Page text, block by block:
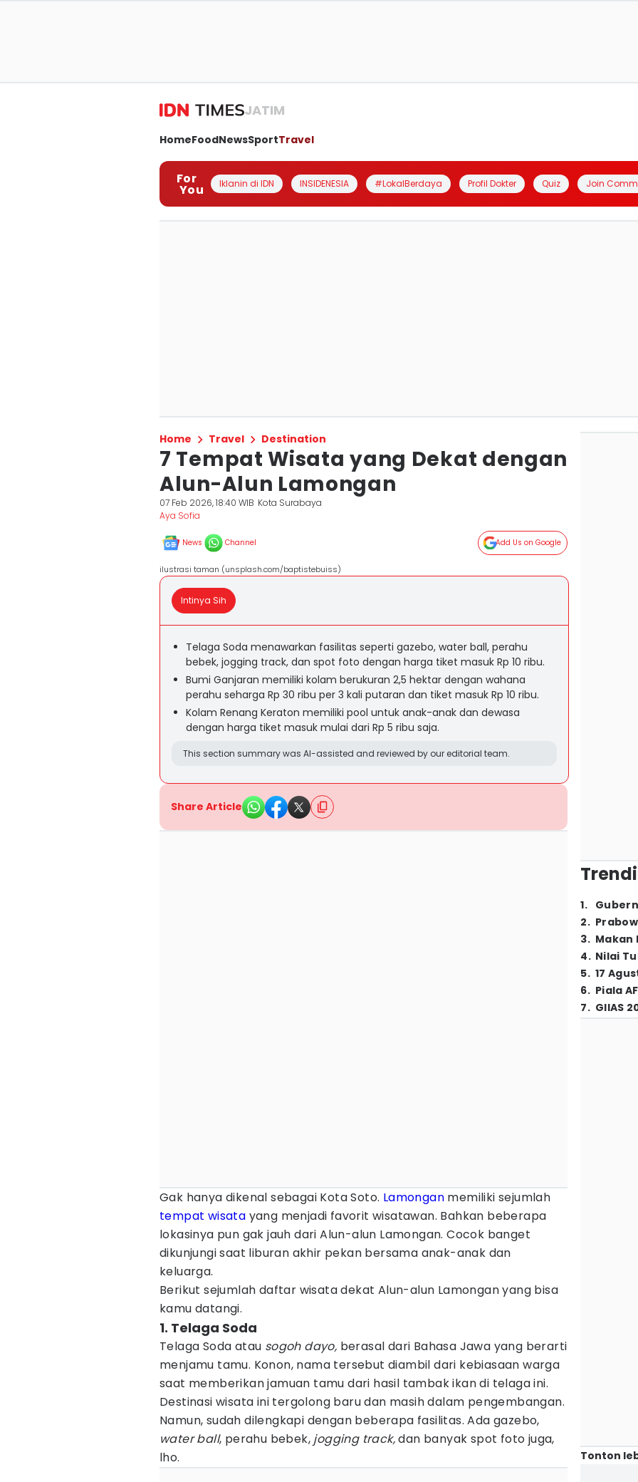
JATIM
HomeFoodNewsSportTravel
For
You Iklanin di IDN INSIDENESIA #LokalBerdaya Profil Dokter Quiz Join
Home Travel Destination
7 Tempat Wisata yang Dekat dengan
Alun-Alun Lamongan
07 Feb 2026, 18:40 WIB Kota Surabaya
Aya Sofia
News Channel Add Us on Google
ilustrasi taman (unsplash.com/baptistebuiss)
Intinya Sih
Telaga Soda menawarkan fasilitas seperti gazebo, water ball, perahu
bebek, jogging track, dan spot foto dengan harga tiket masuk Rp 10 ribu.
Bumi Ganjaran memiliki kolam berukuran 2,5 hektar dengan wahana
perahu seharga Rp 30 ribu per 3 kali putaran dan tiket masuk Rp 10 ribu.
Kolam Renang Keraton memiliki pool untuk anak-anak dan dewasa
dengan harga tiket masuk mulai dari Rp 5 ribu saja.
This section summary was AI-assisted and reviewed by our editorial team.
Share Article
Gak hanya dikenal sebagai Kota Soto. Lamongan memiliki sejumlah
tempat wisata yang menjadi favorit wisatawan. Bahkan beberapa
lokasinya pun gak jauh dari Alun-alun Lamongan. Cocok banget
dikunjungi saat liburan akhir pekan bersama anak-anak dan
keluarga.
Berikut sejumlah daftar wisata dekat Alun-alun Lamongan yang bisa
kamu datangi.
1. Telaga Soda
Telaga Soda atau sogoh dayo, berasal dari Bahasa Jawa yang berarti
menjamu tamu. Konon, nama tersebut diambil dari kebiasaan warga
saat memberikan jamuan tamu dari hasil tambak ikan di telaga ini.
Destinasi wisata ini tergolong baru dan masih dalam pengembangan.
Namun, sudah dilengkapi dengan beberapa fasilitas. Ada gazebo,
water ball, perahu bebek, jogging track,dan banyak spot foto juga,
lho.
1.
2.
3. Makan
4. Nilai
5. 17
6. Piala
7. GIIAS
Tonton